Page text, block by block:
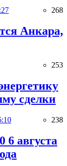
268
Анкара,
253
сделки
238
6 августа